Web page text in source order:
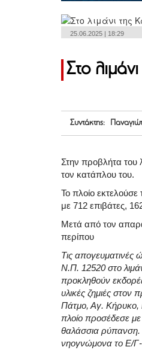
25.06.2025 | 18:29
Στο
Συντάκτης:
Στην προβλήτα του
τον κατάπλου του.
Το πλοίο
με 712 επιβάτες,
Μετά από τον
περίπου
Τις
Ν.Π. 12520 στο
προκληθούν
υλικές ζημιές στον
Πάτμο, Αγ. Κήρυκο,
πλοίο προσέδεσε
θαλάσσια ρύπανση.
νηογνώμονα το Ε/